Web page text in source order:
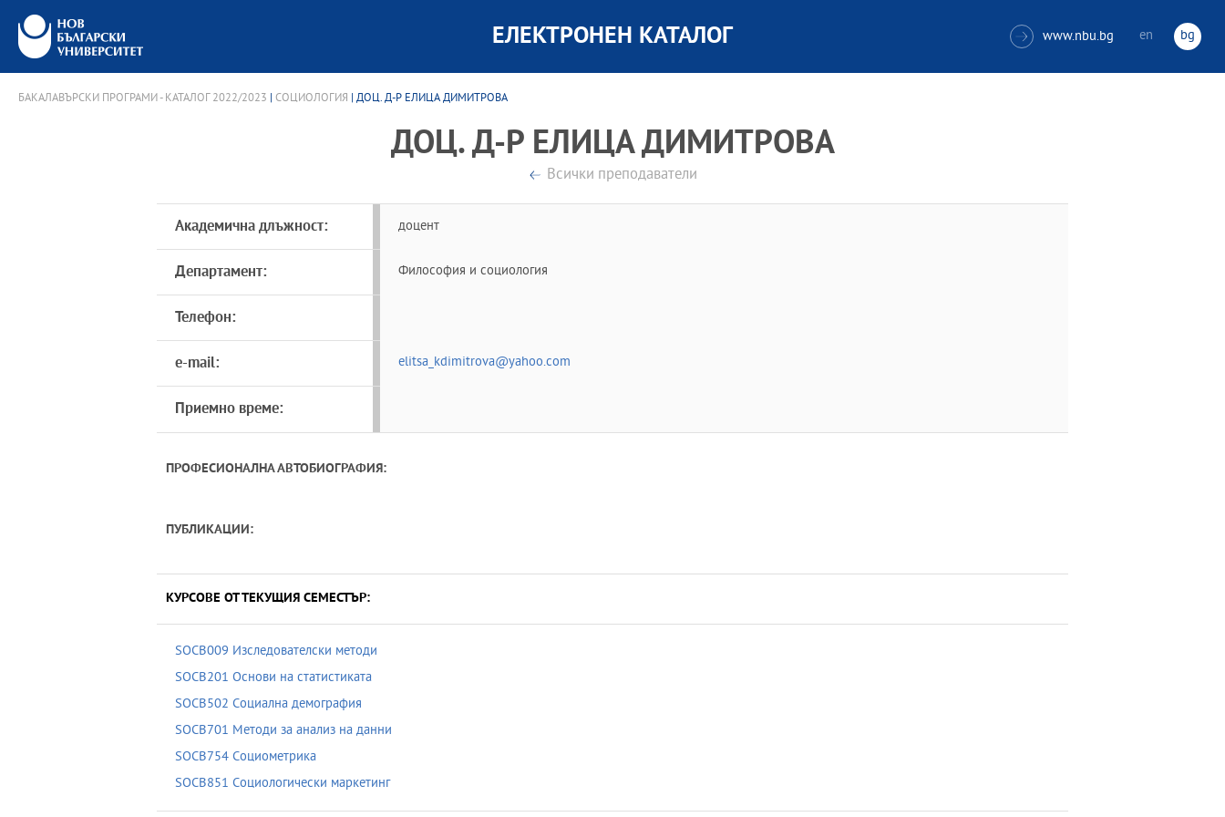
ЕЛЕКТРОНЕН КАТАЛОГ  www.nbu.bg en bg
БАКАЛАВЪРСКИ ПРОГРАМИ - КАТАЛОГ 2022/2023 СОЦИОЛОГИЯ | ДОЦ. Д-Р ЕЛИЦА ДИМИТРОВА
ДОЦ. Д-Р ЕЛИЦА ДИМИТРОВА
Всички преподаватели
Академична длъжност: доцент
Департамент: Философия и социология
Телефон:
e-mail: elitsa_kdimitrova@yahoo.com
Приемно време:
ПРОФЕСИОНАЛНА АВТОБИОГРАФИЯ:
ПУБЛИКАЦИИ:
КУРСОВЕ ОТ ТЕКУЩИЯ СЕМЕСТЪР:
SOCB009 Изследователски методи
SOCB201 Основи на статистиката
SOCB502 Социална демография
SOCB701 Методи за анализ на данни
SOCB754 Социометрика
SOCB851 Социологически маркетинг